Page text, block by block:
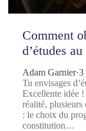
Comment
d’études
Adam Garnier·3
Tu envisages
Excellente idée
réalité, plusieurs
: le choix du
constitution…